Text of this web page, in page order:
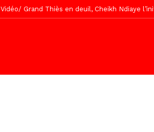
Vidéo/ Grand Thiès en deuil, Cheikh Ndiaye
Vidéo/Magal Serigne Abdoulaye Yakhine, le
Vidéo/Chérif Nehma Aïdara Diamaguène
Tivaouane/L’hôpital Seydi El Hadji Malick Sy